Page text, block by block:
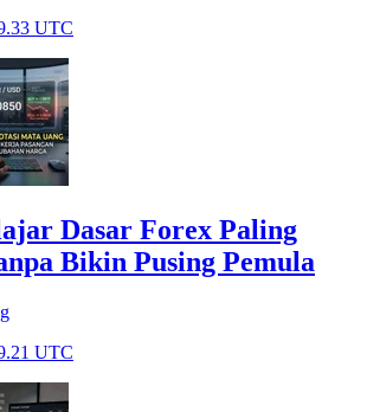
UTC
Dasar Forex Paling
Bikin Pusing Pemula
UTC